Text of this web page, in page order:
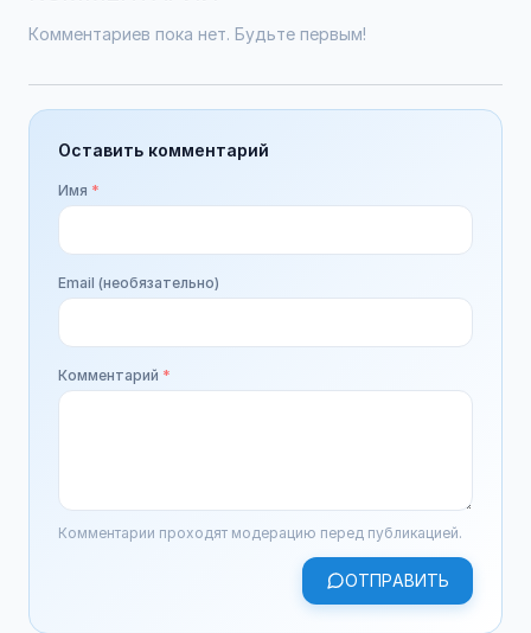
Комментариев пока нет. Будьте первым!
Оставить комментарий
Имя *
Email (необязательно)
Комментарий *
Комментарии проходят модерацию перед публикацией.
ОТПРАВИТЬ